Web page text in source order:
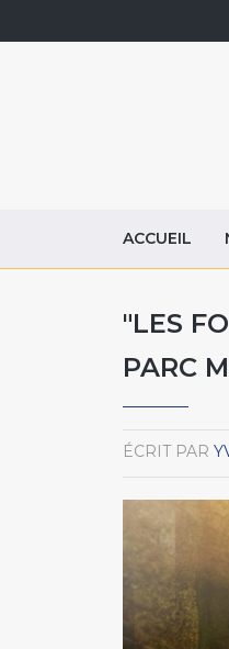
ACCUEIL
"LES
PARC
ÉCRIT PAR